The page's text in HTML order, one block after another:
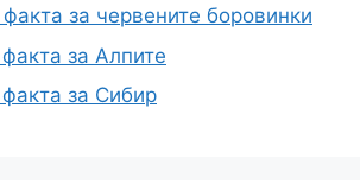
за червените боровинки
за Алпите
за Сибир